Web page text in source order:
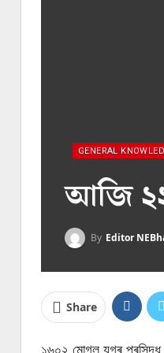
GENERAL
আজি
By Editor
Share
১৬০২ মোগল যুগৰ